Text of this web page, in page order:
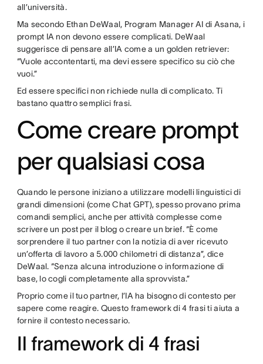
all’università.
Ma secondo Ethan DeWaal, Program Manager AI di Asana, i
prompt IA non devono essere complicati. DeWaal
suggerisce di pensare all’IA come a un golden retriever:
“Vuole accontentarti, ma devi essere specifico su ciò che
vuoi.”
Ed essere specifici non richiede nulla di complicato. Ti
bastano quattro semplici frasi.
Come creare prompt
per qualsiasi cosa
Quando le persone iniziano a utilizzare modelli linguistici di
grandi dimensioni (come Chat GPT), spesso provano prima
comandi semplici, anche per attività complesse come
scrivere un post per il blog o creare un brief. “È come
sorprendere il tuo partner con la notizia di aver ricevuto
un’offerta di lavoro a 5.000 chilometri di distanza”, dice
DeWaal. “Senza alcuna introduzione o informazione di
base, lo cogli completamente alla sprovvista.”
Proprio come il tuo partner, l’IA ha bisogno di contesto per
sapere come reagire. Questo framework di 4 frasi ti aiuta a
fornire il contesto necessario.
Il framework di 4 frasi